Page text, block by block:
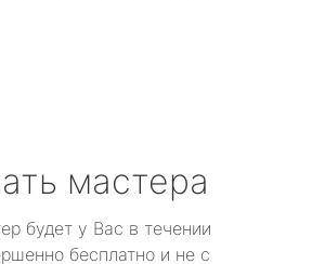
мастера
будет у Вас в течении
бесплатно и не с